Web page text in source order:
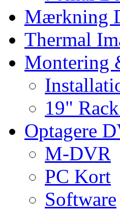
Mærkning
Thermal
Montering
19"
Optagere
M-DVR
PC Kort
Software